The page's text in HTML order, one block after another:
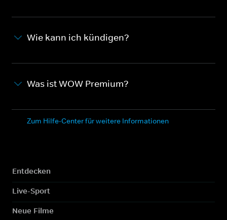
Wie kann ich kündigen?
Was ist WOW Premium?
Zum Hilfe-Center für weitere Informationen
Entdecken
Live-Sport
Neue Filme